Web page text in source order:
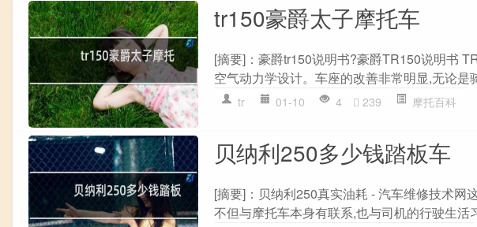
tr150豪爵太子摩托车
[摘要]：豪爵tr150说明书?豪爵TR150说明书
空气动力学设计。车座的改善非常明显,无论是
tr 01-10 4 239 摩托百科
贝纳利250多少钱踏板车
[摘要]：贝纳利250真实油耗 - 汽车维修技术
不但与摩托车本身有联系,也与司机的行驶生活